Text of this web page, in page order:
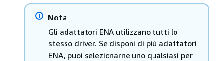
Nota
Gli adattatori ENA utilizzano tutti lo
stesso driver. Se disponi di più adattatori
ENA, puoi selezionarne uno qualsiasi per